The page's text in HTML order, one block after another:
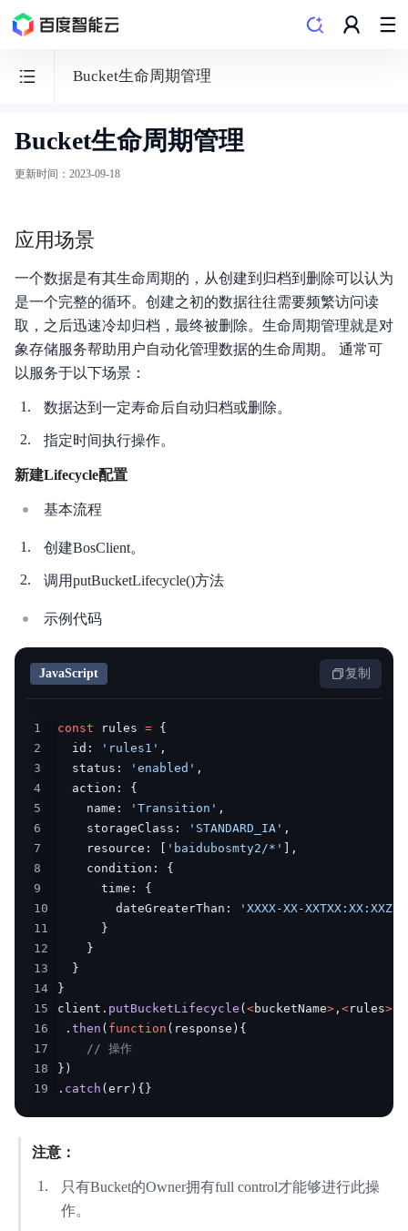
Bucket生命周期管理
BOS
对
储
功能发布记录
产品描述
产品定价
快速入门
视频专区
控制台操作指南
开发者指南
数据湖存储
数据魔方
内容审核
API参考
SDK
AWS S3 兼容
周边工具
典型实践
常见问题
相关协议
Bucket生命周期管理
更新时间 ： 2023-09-18
应用场景
一个数据是有其生命周期的，从创建到归档到删除可以认为
是一个完整的循环。创建之初的数据往往需要频繁访问读
取，之后迅速冷却归档，最终被删除。生命周期管理就是对
象存储服务帮助用户自动化管理数据的生命周期。 通常可
以服务于以下场景：
数据达到一定寿命后自动归档或删除。
指定时间执行操作。
新建Lifecycle配置
基本流程
创建BosClient。
调用putBucketLifecycle()方法
示例代码
JavaScript 复制
1 const rules = {
2
  id
: 'rules1' ,
3
  status
: 'enabled' ,
4
  action
:
{
5
    name
: 'Transition' ,
6
    storageClass
: 'STANDARD_IA' ,
7
    resource
: [ 'baidubosmty2/*' ] ,
8
    condition
:
{
9
      time
:
{
10
        dateGreaterThan
:
'XXXX-XX-XXTXX:XX:XXZ'
11
}
12
}
13
}
14
}
15
client . putBucketLifecycle (<bucketName> , <rules>
16
. then ( function ( response ) {
17
// 操作
18
} )
19
. catch (err) {}
注意：
只有Bucket的Owner拥有full control才能够进行此操
作。